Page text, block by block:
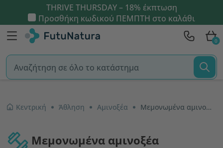
THRIVE THURSDAY – 18% έκπτωση
Προσθήκη κωδικού ΠΕΜΠΤΗ στο καλάθι
0
Κεντρική Άθληση Αμινοξέα Μεμονωμένα αμινοξέα
Μεμονωμένα αμινοξέα